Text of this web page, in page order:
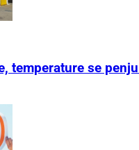
temperature se